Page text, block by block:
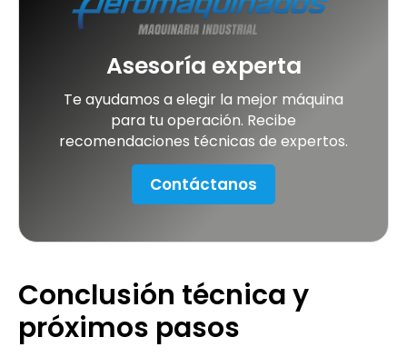
Asesoría experta
Te ayudamos a elegir la mejor máquina
para tu operación. Recibe
recomendaciones técnicas de expertos.
Contáctanos
Conclusión técnica y
próximos pasos